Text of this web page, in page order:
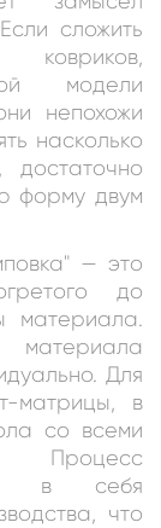
сложить
модели
непохожи
насколько
достаточно
форму двум
— это
до
материала.
Для
матрицы, в
со всеми
Процесс
в себя
что